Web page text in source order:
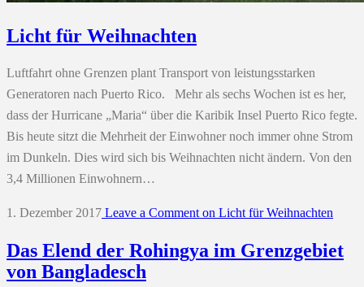
Licht für Weihnachten
Luftfahrt ohne Grenzen plant Transport von leistungsstarken
Generatoren nach Puerto Rico. Mehr als sechs Wochen ist es her,
dass der Hurricane „Maria“ über die Karibik Insel Puerto Rico fegte.
Bis heute sitzt die Mehrheit der Einwohner noch immer ohne Strom
im Dunkeln. Dies wird sich bis Weihnachten nicht ändern. Von den
3,4 Millionen Einwohnern…
1. Dezember 2017 Leave a Comment on Licht für Weihnachten
Das Elend der Rohingya im Grenzgebiet
von Bangladesch